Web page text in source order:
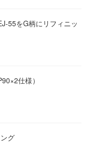
55をG柄にリフィニッ
仕様）
グ